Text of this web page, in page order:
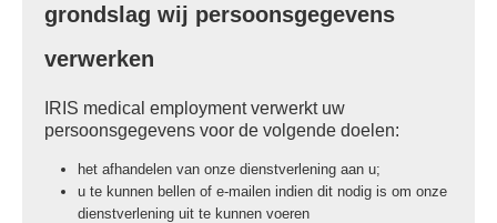
grondslag wij persoonsgegevens
verwerken
IRIS medical employment verwerkt uw
persoonsgegevens voor de volgende doelen:
het afhandelen van onze dienstverlening aan u;
u te kunnen bellen of e-mailen indien dit nodig is om onze
dienstverlening uit te kunnen voeren